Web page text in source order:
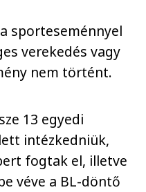
sporteseménnyel
verekedés vagy
nem történt.
13 egyedi
intézkedniük,
fogtak el, illetve
véve a BL-döntő